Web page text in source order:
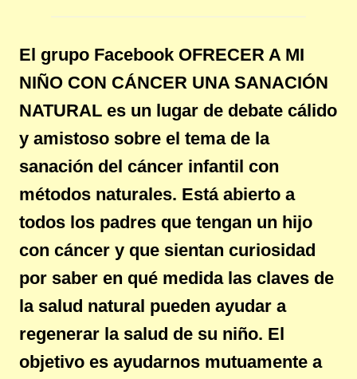
El grupo Facebook OFRECER A MI
NIÑO CON CÁNCER UNA SANACIÓN
NATURAL es un lugar de debate cálido
y amistoso sobre el tema de la
sanación del cáncer infantil con
métodos naturales. Está abierto a
todos los padres que tengan un hijo
con cáncer y que sientan curiosidad
por saber en qué medida las claves de
la salud natural pueden ayudar a
regenerar la salud de su niño. El
objetivo es ayudarnos mutuamente a